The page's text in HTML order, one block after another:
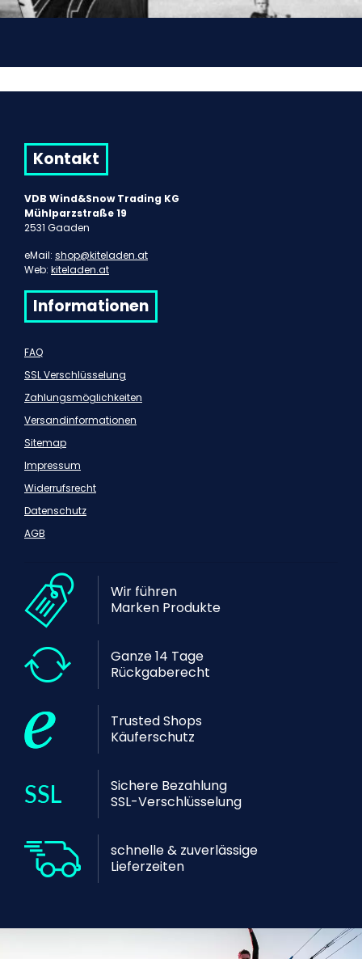
Kontakt
VDB Wind&Snow Trading KG
Mühlparzstraße 19
2531 Gaaden
eMail: shop@kiteladen.at
Web: kiteladen.at
Informationen
FAQ
SSL Verschlüsselung
Zahlungsmöglichkeiten
Versandinformationen
Sitemap
Impressum
Widerrufsrecht
Datenschutz
AGB
Wir führen
Marken Produkte
Ganze 14 Tage
Rückgaberecht
Trusted Shops
Käuferschutz
Sichere Bezahlung
SSL-Verschlüsselung
schnelle & zuverlässige
Lieferzeiten